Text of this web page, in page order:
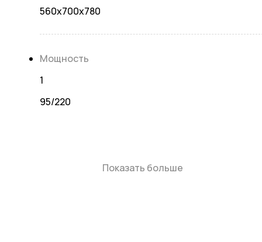
560x700x780
Мощность
1
95/220
Показать больше